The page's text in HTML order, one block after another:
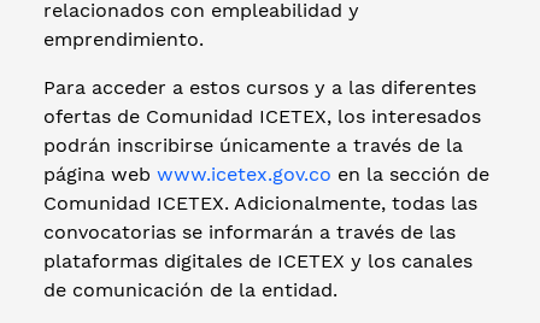
relacionados con empleabilidad y
emprendimiento.
Para acceder a estos cursos y a las diferentes
ofertas de Comunidad ICETEX, los interesados
podrán inscribirse únicamente a través de la
página web www.icetex.gov.co en la sección de
Comunidad ICETEX. Adicionalmente, todas las
convocatorias se informarán a través de las
plataformas digitales de ICETEX y los canales
de comunicación de la entidad.